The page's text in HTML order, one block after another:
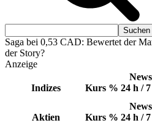
Saga bei 0,53 CAD: Bewertet der
der Story?
Anzeige
Indizes Kurs %
News
24 h /
Aktien Kurs %
News
24 h /